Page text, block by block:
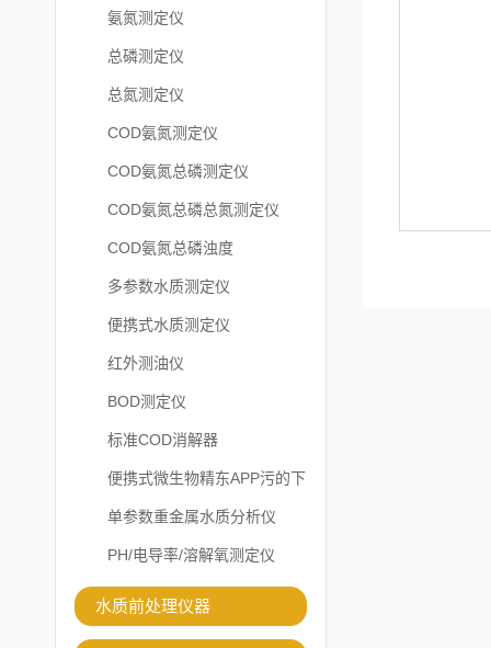
氨氮测定仪
总磷测定仪
总氮测定仪
COD氨氮测定仪
COD氨氮总磷测定仪
COD氨氮总磷总氮测定仪
COD氨氮总磷浊度
多参数水质测定仪
便携式水质测定仪
红外测油仪
BOD测定仪
标准COD消解器
便携式微生物精东APP污的下
载安装
单参数重金属水质分析仪
PH/电导率/溶解氧测定仪
水质前处理仪器